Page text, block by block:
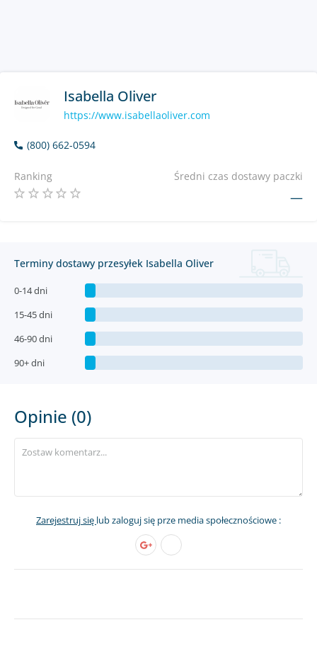
Isabella Oliver
https://www.isabellaoliver.com
(800) 662-0594
Ranking Średni czas dostawy paczki
—
Terminy dostawy przesyłek Isabella Oliver
0-14 dni
15-45 dni
46-90 dni
90+ dni
Opinie (0)
Zarejestruj się lub zaloguj się prze media społecznościowe :